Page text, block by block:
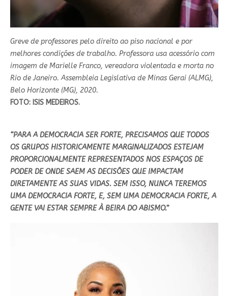
Greve de professores pelo direito ao piso nacional e por
melhores condições de trabalho. Professora usa acessório com
imagem de Marielle Franco, vereadora violentada e morta no
Rio de Janeiro. Assembleia Legislativa de Minas Gerai (ALMG),
Belo Horizonte (MG), 2020.
FOTO: ISIS MEDEIROS.
“PARA A DEMOCRACIA SER FORTE, PRECISAMOS QUE TODOS
OS GRUPOS HISTORICAMENTE MARGINALIZADOS ESTEJAM
PROPORCIONALMENTE REPRESENTADOS NOS ESPAÇOS DE
PODER DE ONDE SAEM AS DECISÕES QUE IMPACTAM
DIRETAMENTE AS SUAS VIDAS. SEM ISSO, NUNCA TEREMOS
UMA DEMOCRACIA FORTE, E, SEM UMA DEMOCRACIA FORTE, A
GENTE VAI ESTAR SEMPRE À BEIRA DO ABISMO.”